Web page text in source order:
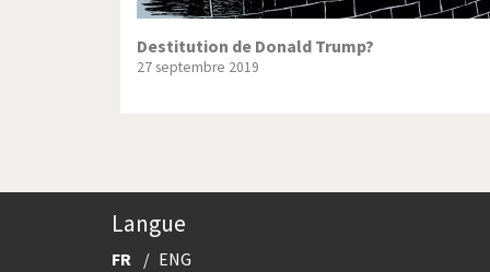
Destitution de Donald Trump?
27 septembre 2019
Langue
FR ENG